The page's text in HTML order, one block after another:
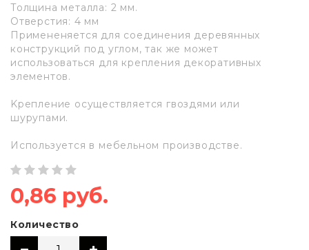
Толщина металла: 2 мм.
Отверстия: 4 мм
Примененяется для соединения деревянных
конструкций под углом, так же может
использоваться для крепления декоративных
элементов.
Kрепление осуществляется гвоздями или
шурупами.
Используется в мебельном производстве.
0,86 руб.
Количество